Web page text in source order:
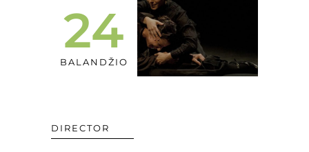
24
BALANDŽIO
DIRECTOR